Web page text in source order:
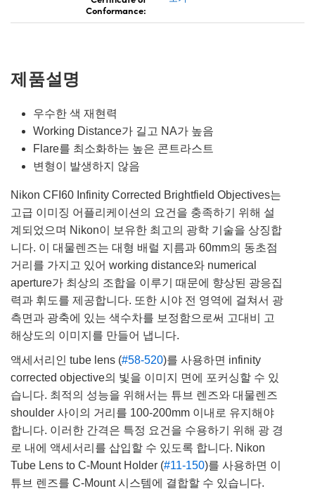
Conformance:
제품설명
우수한 색 재현력
Working Distance가 길고 NA가 높음
Flare를 최소화하는 높은 콘트라스트
변형이 발생하지 않음
Nikon CFI60 Infinity Corrected Brightfield Objectives는
고급 이미징 어플리케이션의 요건을 충족하기 위해 설
계되었으며 Nikon이 보유한 최고의 광학 기술을 상징합
니다. 이 대물렌즈는 대형 배럴 지름과 60mm의 동초점
거리를 가지고 있어 working distance와 numerical
aperture가 최상의 조합을 이루기 때문에 향상된 광응집
력과 휘도를 제공합니다. 또한 시야 전 영역에 걸쳐서 광
측면과 광축에 있는 색수차를 보정함으로써 고대비 고
해상도의 이미지를 만들어 냅니다.
액세서리인 tube lens (#58-520)를 사용하면 infinity
corrected objective의 빛을 이미지 면에 포커싱할 수 있
습니다. 최적의 성능을 위해서는 튜브 렌즈와 대물렌즈
shoulder 사이의 거리를 100-200mm 이내로 유지해야
합니다. 이러한 간격은 특정 요건을 수용하기 위해 광 경
로 내에 액세서리를 삽입할 수 있도록 합니다. Nikon
Tube Lens to C-Mount Holder (#11-150)를 사용하면 이
튜브 렌즈를 C-Mount 시스템에 결합할 수 있습니다.